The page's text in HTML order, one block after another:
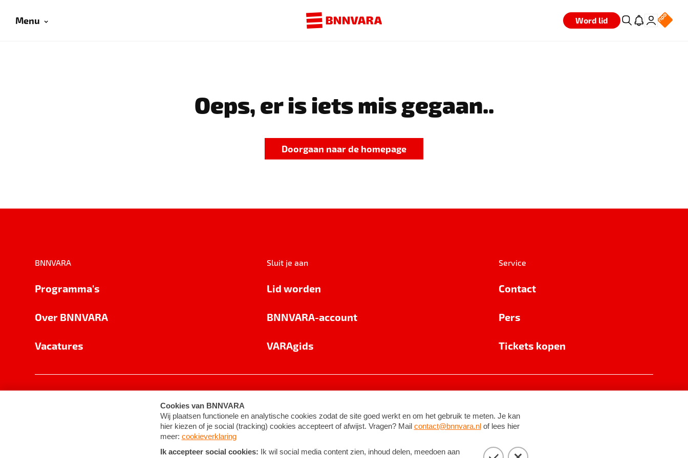
Menu Word lid
Oeps, er is iets mis gegaan..
Doorgaan naar de homepage
BNNVARA
Programma's
Over BNNVARA
Vacatures
Sluit je aan
Lid worden
BNNVARA-account
VARAgids
Service
Contact
Pers
Tickets kopen
Cookie-instellingen Algemene voorwaarden ©2026BNNVARA